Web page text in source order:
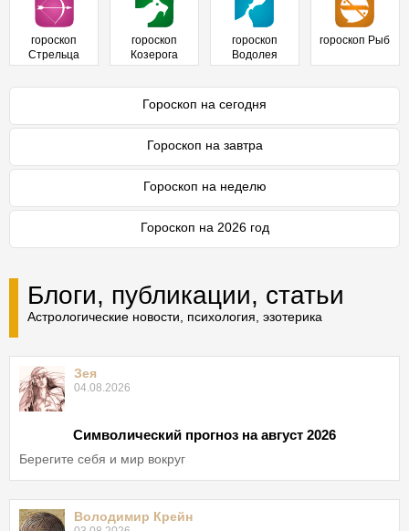
гороскоп
Стрельца
гороскоп
Козерога
гороскоп
Водолея
гороскоп Рыб
Гороскоп на сегодня
Гороскоп на завтра
Гороскоп на неделю
Гороскоп на 2026 год
Блоги, публикации, статьи
Астрологические новости, психология, эзотерика
Зея
04.08.2026
Символический прогноз на август 2026
Берегите себя и мир вокруг
Володимир Крейн